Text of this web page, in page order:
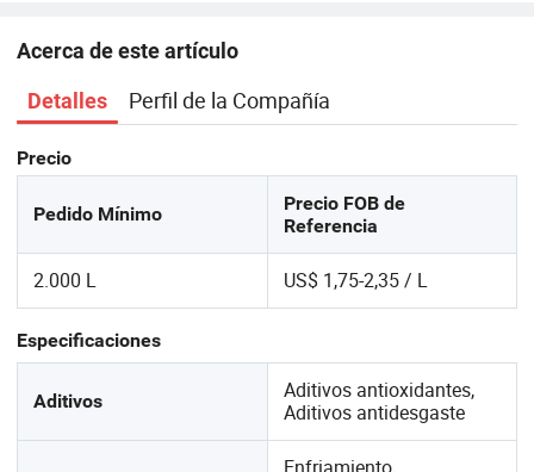
Acerca de este artículo
Detalles Perfil de la Compañía
Precio
Pedido Mínimo
Precio FOB de
Referencia
2.000 L US$ 1,75-2,35 / L
Especificaciones
Aditivos
Aditivos antioxidantes,
Aditivos antidesgaste